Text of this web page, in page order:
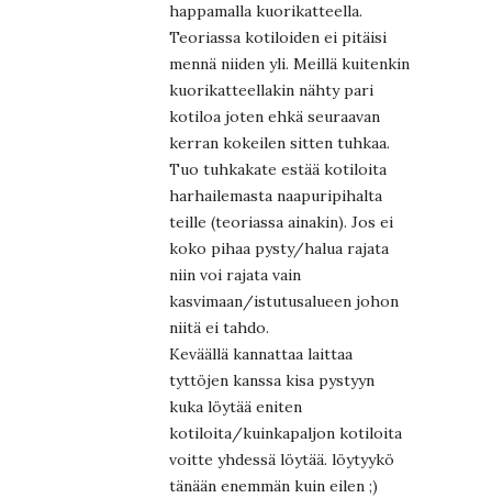
happamalla kuorikatteella.
Teoriassa kotiloiden ei pitäisi
mennä niiden yli. Meillä kuitenkin
kuorikatteellakin nähty pari
kotiloa joten ehkä seuraavan
kerran kokeilen sitten tuhkaa.
Tuo tuhkakate estää kotiloita
harhailemasta naapuripihalta
teille (teoriassa ainakin). Jos ei
koko pihaa pysty/halua rajata
niin voi rajata vain
kasvimaan/istutusalueen johon
niitä ei tahdo.
Keväällä kannattaa laittaa
tyttöjen kanssa kisa pystyyn
kuka löytää eniten
kotiloita/kuinkapaljon kotiloita
voitte yhdessä löytää. löytyykö
tänään enemmän kuin eilen ;)